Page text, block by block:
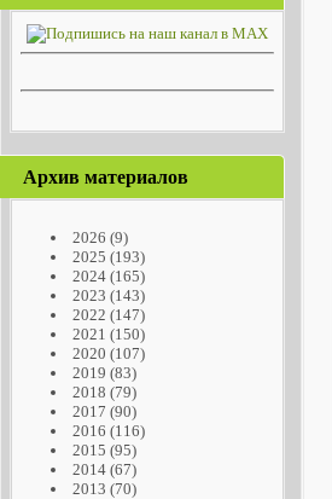
Архив материалов
2026 (9)
2025 (193)
2024(165)
2023 (143)
2022 (147)
2021 (150)
2020 (107)
2019 (83)
2018 (79)
2017 (90)
2016 (116)
2015 (95)
2014(67)
2013 (70)